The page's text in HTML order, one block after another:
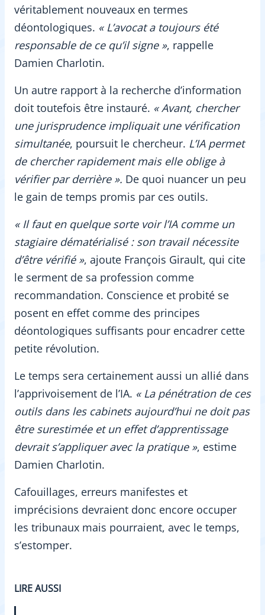
véritablement nouveaux en termes
déontologiques. « L’avocat a toujours été
responsable de ce qu’il signe », rappelle
Damien Charlotin.
Un autre rapport à la recherche d’information
doit toutefois être instauré. « Avant, chercher
une jurisprudence impliquait une vérification
simultanée, poursuit le chercheur. L’IA permet
de chercher rapidement mais elle oblige à
vérifier par derrière ». De quoi nuancer un peu
le gain de temps promis par ces outils.
« Il faut en quelque sorte voir l’IA comme un
stagiaire dématérialisé : son travail nécessite
d’être vérifié », ajoute François Girault, qui cite
le serment de sa profession comme
recommandation. Conscience et probité se
posent en effet comme des principes
déontologiques suffisants pour encadrer cette
petite révolution.
Le temps sera certainement aussi un allié dans
l’apprivoisement de l’IA. « La pénétration de ces
outils dans les cabinets aujourd’hui ne doit pas
être surestimée et un effet d’apprentissage
devrait s’appliquer avec la pratique », estime
Damien Charlotin.
Cafouillages, erreurs manifestes et
imprécisions devraient donc encore occuper
les tribunaux mais pourraient, avec le temps,
s’estomper.
LIRE AUSSI